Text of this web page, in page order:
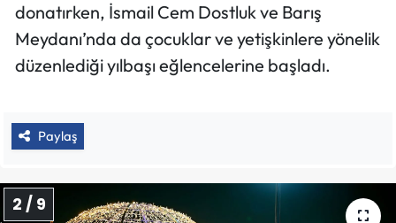
donatırken, İsmail Cem Dostluk ve Barış
Meydanı’nda da çocuklar ve yetişkinlere yönelik
düzenlediği yılbaşı eğlencelerine başladı.
Paylaş
2 / 9